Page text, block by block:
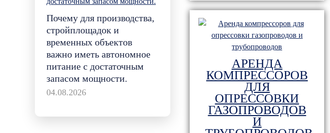
Почему для производства,
стройплощадок и
временных объектов
важно иметь автономное
питание с достаточным
запасом мощности.
04.08.2026
АРЕНДА
КОМПРЕССОРОВ
ДЛЯ
ОПРЕССОВКИ
ГАЗОПРОВОДОВ
И